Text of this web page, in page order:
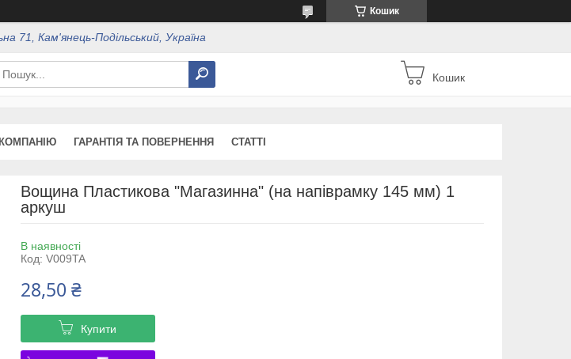
Кошик
71, Кам'янець-Подільський, Україна
Кошик
ГАРАНТІЯ ТА ПОВЕРНЕННЯ СТАТТІ
Вощина Пластикова "Магазинна" (на напіврамку 145 мм) 1
аркуш
В наявності
Код: V009TA
28,50 ₴
Купити